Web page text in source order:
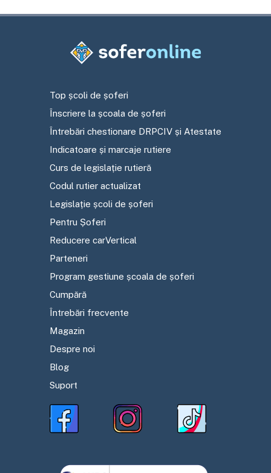
Top școli de șoferi
Înscriere la școala de șoferi
Întrebări chestionare DRPCIV și Atestate
Indicatoare și marcaje rutiere
Curs de legislație rutieră
Codul rutier actualizat
Legislație școli de șoferi
Pentru Șoferi
Reducere carVertical
Parteneri
Program gestiune școala de șoferi
Cumpără
Întrebări frecvente
Magazin
Despre noi
Blog
Suport